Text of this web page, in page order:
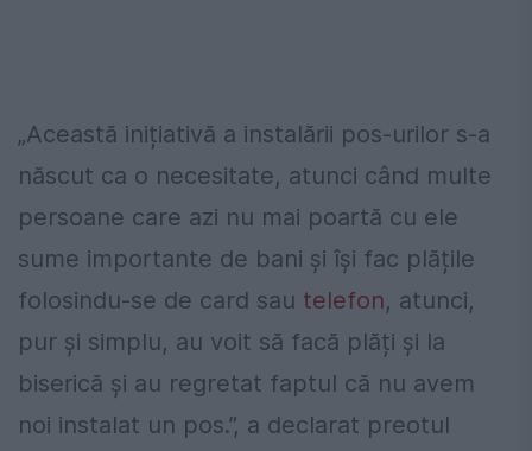
„Această inițiativă a instalării pos-urilor s-a
născut ca o necesitate, atunci când multe
persoane care azi nu mai poartă cu ele
sume importante de bani și își fac plățile
folosindu-se de card sau telefon, atunci,
pur și simplu, au voit să facă plăți și la
biserică și au regretat faptul că nu avem
noi instalat un pos.”, a declarat preotul